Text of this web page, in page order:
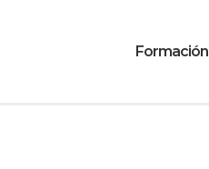
Formación